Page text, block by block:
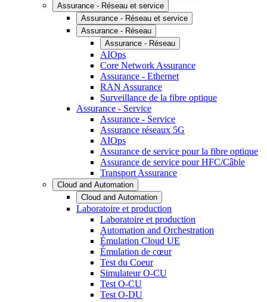
Assurance - Réseau et service
Assurance - Réseau et service
Assurance - Réseau
Assurance - Réseau
AIOps
Core Network Assurance
Assurance - Ethernet
RAN Assurance
Surveillance de la fibre optique
Assurance - Service
Assurance - Service
Assurance réseaux 5G
AIOps
Assurance de service pour la fibre optique
Assurance de service pour HFC/Câble
Transport Assurance
Cloud and Automation
Cloud and Automation
Laboratoire et production
Laboratoire et production
Automation and Orchestration
Émulation Cloud UE
Émulation de cœur
Test du Coeur
Simulateur O-CU
Test O-CU
Test O-DU